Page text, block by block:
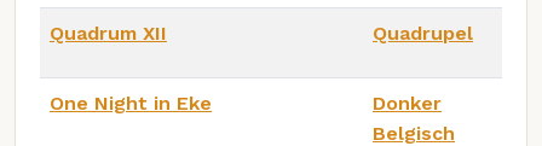
Quadrum XII Quadrupel
One Night in Eke
Donker
Belgisch